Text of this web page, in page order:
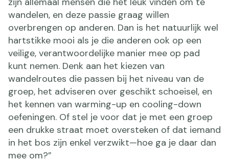
wandelen, en deze passie graag willen
overbrengen op anderen. Dan is het natuurlijk wel
hartstikke mooi als je die anderen ook op een
veilige, verantwoordelijke manier mee op pad
kunt nemen. Denk aan het kiezen van
wandelroutes die passen bij het niveau van de
groep, het adviseren over geschikt schoeisel, en
het kennen van warming-up en cooling-down
oefeningen. Of stel je voor dat je met een groep
een drukke straat moet oversteken of dat iemand
in het bos zijn enkel verzwikt—hoe ga je daar dan
mee om?”